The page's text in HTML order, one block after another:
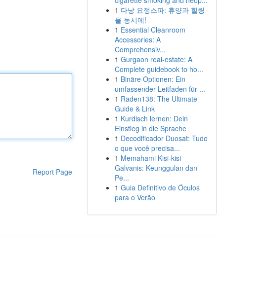
Report Page
1 다낭 요정스파: 휴양과 힐링
을 동시에!
1 Essential Cleanroom
Accessories: A
Comprehensiv...
1 Gurgaon real-estate: A
Complete guidebook to ho...
1 Binäre Optionen: Ein
umfassender Leitfaden für ...
1 Raden138: The Ultimate
Guide & Link
1 Kurdisch lernen: Dein
Einstieg in die Sprache
1 Decodificador Duosat: Tudo
o que você precisa...
1 Memahami Kisi-kisi
Galvanis: Keunggulan dan
Pe...
1 Guia Definitivo de Óculos
para o Verão